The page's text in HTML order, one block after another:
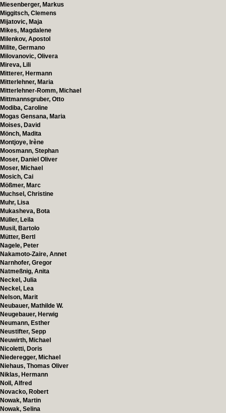
Miesenberger, Markus
Miggitsch, Clemens
Mijatovic, Maja
Mikes, Magdalene
Milenkov, Apostol
Milite, Germano
Milovanovic, Olivera
Mireva, Lili
Mitterer, Hermann
Mitterlehner, Maria
Mitterlehner-Romm, Michael
Mittmannsgruber, Otto
Modiba, Caroline
Mogas Gensana, Maria
Moises, David
Mönch, Madita
Montjoye, Irène
Moosmann, Stephan
Moser, Daniel Oliver
Moser, Michael
Mosich, Cai
Mößmer, Marc
Muchsel, Christine
Muhr, Lisa
Mukasheva, Bota
Müller, Leila
Musil, Bartolo
Mütter, Bertl
Nagele, Peter
Nakamoto-Zaire, Annet
Narnhofer, Gregor
Natmeßnig, Anita
Neckel, Julia
Neckel, Lea
Nelson, Marit
Neubauer, Mathilde W.
Neugebauer, Herwig
Neumann, Esther
Neustifter, Sepp
Neuwirth, Michael
Nicoletti, Doris
Niederegger, Michael
Niehaus, Thomas Oliver
Niklas, Hermann
Noll, Alfred
Novacko, Robert
Nowak, Martin
Nowak, Selina